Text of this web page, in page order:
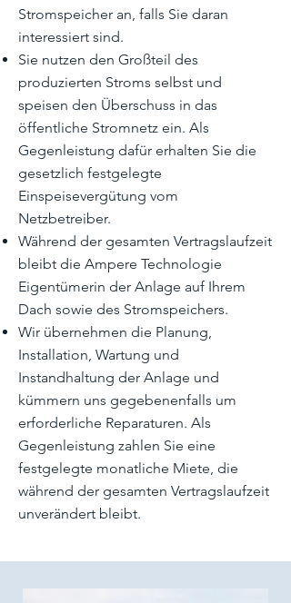
Stromspeicher an, falls Sie daran
interessiert sind.
Sie nutzen den Großteil des
produzierten Stroms selbst und
speisen den Überschuss in das
öffentliche Stromnetz ein. Als
Gegenleistung dafür erhalten Sie die
gesetzlich festgelegte
Einspeisevergütung vom
Netzbetreiber.
Während der gesamten Vertragslaufzeit
bleibt die Ampere Technologie
Eigentümerin der Anlage auf Ihrem
Dach sowie des Stromspeichers.
Wir übernehmen die Planung,
Installation, Wartung und
Instandhaltung der Anlage und
kümmern uns gegebenenfalls um
erforderliche Reparaturen. Als
Gegenleistung zahlen Sie eine
festgelegte monatliche Miete, die
während der gesamten Vertragslaufzeit
unverändert bleibt.